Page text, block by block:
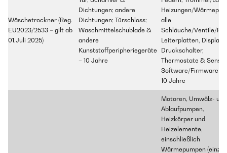
Wäschetrockner (Reg.
EU2023/2533 – gilt ab
01.Juli 2025)
Dichtungen; andere
Dichtungen; Türschloss;
Waschmittelschublade &
andere
Kunststoffperipheriegeräte
– 10 Jahre
Heizungen/
alle
Schläuche/Ventile/
Leiterplatten, Displays,
Druckschalter,
Thermostate &
Software/Firmware –
10 Jahre
Motoren, Umwälz- und
Ablaufpumpen,
Heizkörper und
Heizelemente,
einschließlich
Wärmepumpen